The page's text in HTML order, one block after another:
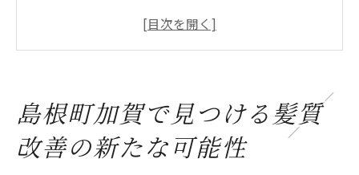
髪質改善で解決する地元の髪のお悩み
力
島根町加賀の特有な気候と髪質改善の関係
島根町加賀で見つける髪質
改善の新たな可能性